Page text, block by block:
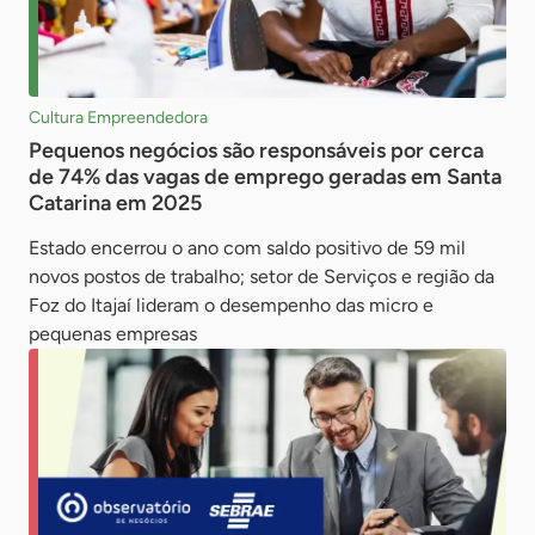
Cultura Empreendedora
Pequenos negócios são responsáveis por cerca
de 74% das vagas de emprego geradas em Santa
Catarina em 2025
Estado encerrou o ano com saldo positivo de 59 mil
novos postos de trabalho; setor de Serviços e região da
Foz do Itajaí lideram o desempenho das micro e
pequenas empresas